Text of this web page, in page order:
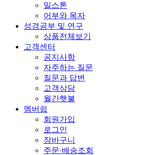
밀스톤
어부와 목자
성경공부 및 연구
상품전체보기
고객센터
공지사항
자주하는 질문
질문과 답변
고객상담
월간햇불
멤버쉽
회원가입
로그인
장바구니
주문·배송조회